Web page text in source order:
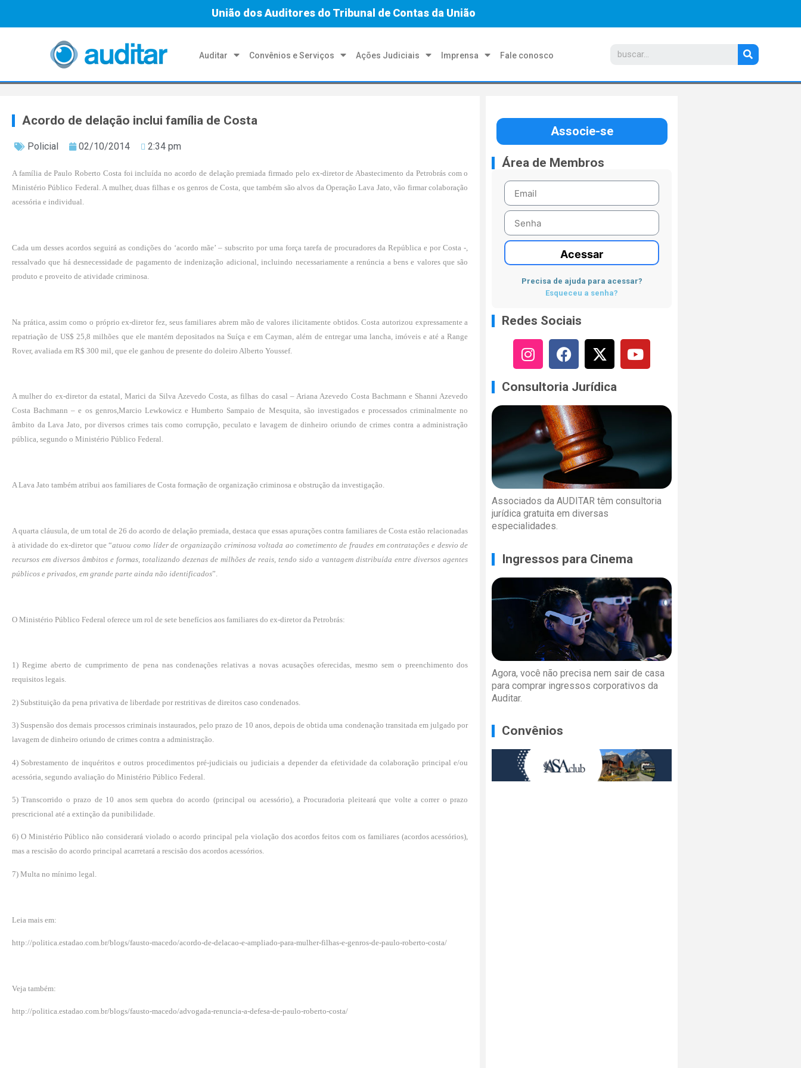
União dos Auditores do Tribunal de Contas da União
Auditar Convênios e Serviços Ações Judiciais Imprensa Fale conosco
Acordo de delação inclui família de Costa
Policial 02/10/2014 2:34 pm
A família de Paulo Roberto Costa foi incluída no acordo de delação premiada firmado pelo ex-diretor de Abastecimento da Petrobrás com o
Ministério Público Federal. A mulher, duas filhas e os genros de Costa, que também são alvos da Operação Lava Jato, vão firmar colaboração
acessória e individual.
Cada um desses acordos seguirá as condições do ‘acordo mãe’ – subscrito por uma força tarefa de procuradores da República e por Costa -,
ressalvado que há desnecessidade de pagamento de indenização adicional, incluindo necessariamente a renúncia a bens e valores que são
produto e proveito de atividade criminosa.
Na prática,assim como o próprio ex-diretor fez, seus familiares abrem mão de valores ilicitamente obtidos. Costa autorizou expressamente a
repatriação de US$ 25,8 milhões que ele mantém depositados na Suíça e em Cayman, além de entregar uma lancha, imóveis e até a Range
Rover, avaliada em R$ 300 mil, que ele ganhou de presente do doleiro Alberto Youssef.
A mulher do ex-diretor da estatal, Marici da Silva Azevedo Costa, as filhas do casal – Ariana Azevedo Costa Bachmann e Shanni Azevedo
Costa Bachmann – e os genros,Marcio Lewkowicz e Humberto Sampaio de Mesquita, são investigados e processados criminalmente no
âmbito da Lava Jato, por diversos crimes tais como corrupção, peculato e lavagem de dinheiro oriundo de crimes contra a administração
pública, segundo o Ministério Público Federal.
A Lava Jato também atribui aos familiares de Costa formação de organização criminosa e obstrução da investigação.
A quarta cláusula, de um total de 26 do acordo de delação premiada, destaca que essas apurações contra familiares de Costa estão relacionadas
à atividade do ex-diretor que “atuou como líder de organização criminosa voltada ao cometimento de fraudes em contratações e desvio de
recursos em diversos âmbitos e formas, totalizando dezenas de milhões de reais, tendo sido a vantagem distribuída entre diversos agentes
públicos e privados, em grande parte ainda não identificados”.
O Ministério Público Federal oferece um rol de sete benefícios aos familiares do ex-diretor da Petrobrás:
1) Regime aberto de cumprimento de pena nas condenações relativas a novas acusações oferecidas, mesmo sem o preenchimento dos
requisitos legais.
2) Substituição da pena privativa de liberdade por restritivas de direitos caso condenados.
3) Suspensão dos demais processos criminais instaurados, pelo prazo de 10 anos, depois de obtida uma condenação transitada em julgado por
lavagem de dinheiro oriundo de crimes contra a administração.
4) Sobrestamento de inquéritos e outros procedimentos pré-judiciais ou judiciais a depender da efetividade da colaboração principal e/ou
acessória, segundo avaliação do Ministério Público Federal.
5) Transcorrido o prazo de 10 anos sem quebra do acordo (principal ou acessório), a Procuradoria pleiteará que volte a correr o prazo
prescricional até a extinção da punibilidade.
6) O Ministério Público não considerará violado o acordo principal pela violação dos acordos feitos com os familiares (acordos acessórios),
mas a rescisão do acordo principal acarretará a rescisão dos acordos acessórios.
7) Multa no mínimo legal.
Leia mais em:
http://politica.estadao.com.br/blogs/fausto-macedo/acordo-de-delacao-e-ampliado-para-mulher-filhas-e-genros-de-paulo-roberto-costa/
Veja também:
http://politica.estadao.com.br/blogs/fausto-macedo/advogada-renuncia-a-defesa-de-paulo-roberto-costa/
Associe-se
Área de Membros
Acessar
Precisa de ajuda para acessar?
Esqueceu a senha?
Redes Sociais
Consultoria Jurídica
Associados da AUDITAR têm consultoria
jurídica gratuita em diversas
especialidades.
Ingressos para Cinema
Agora, você não precisa nem sair de casa
para comprar ingressos corporativos da
Auditar.
Convênios